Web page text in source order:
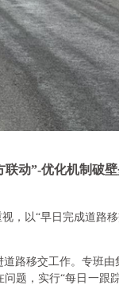
联动”-优化机制破
，以“早日完成道路
路移交工作。专班
题，实行“每日一跟